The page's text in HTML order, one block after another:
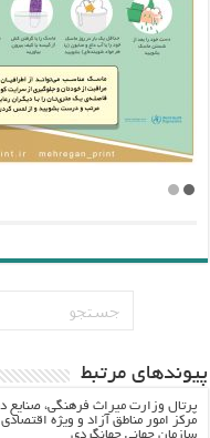
پيوندهاي مرتبط
پرتال وزارت ميراث فرهنگي،
مرکز امور مناطق آزاد و ویژه اقتصادی